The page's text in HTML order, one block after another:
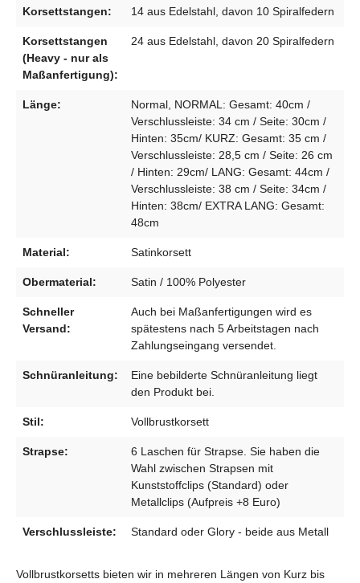
Korsettstangen: 14 aus Edelstahl, davon 10 Spiralfedern
Korsettstangen
(Heavy - nur als
Maßanfertigung):
24 aus Edelstahl, davon 20 Spiralfedern
Länge:
Normal, NORMAL: Gesamt: 40cm /
Verschlussleiste: 34 cm / Seite: 30cm /
Hinten: 35cm/ KURZ: Gesamt: 35 cm /
Verschlussleiste: 28,5 cm / Seite: 26 cm
/ Hinten: 29cm/ LANG: Gesamt: 44cm /
Verschlussleiste: 38 cm / Seite: 34cm /
Hinten: 38cm/ EXTRA LANG: Gesamt:
48cm
Material: Satinkorsett
Obermaterial: Satin / 100% Polyester
Schneller
Versand:
Auch bei Maßanfertigungen wird es
spätestens nach 5 Arbeitstagen nach
Zahlungseingang versendet.
Schnüranleitung:
Eine bebilderte Schnüranleitung liegt
den Produkt bei.
Stil: Vollbrustkorsett
Strapse:
6 Laschen für Strapse. Sie haben die
Wahl zwischen Strapsen mit
Kunststoffclips (Standard) oder
Metallclips (Aufpreis +8 Euro)
Verschlussleiste: Standard oder Glory - beide aus Metall
Vollbrustkorsetts bieten wir in mehreren Längen von Kurz bis